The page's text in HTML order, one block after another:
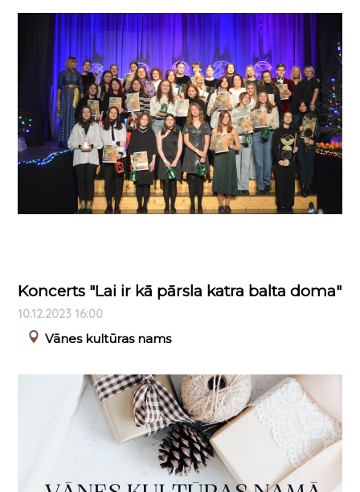
Koncerts "Lai ir kā pārsla katra balta doma"
10.12.2023 16:00
Vānes kultūras nams